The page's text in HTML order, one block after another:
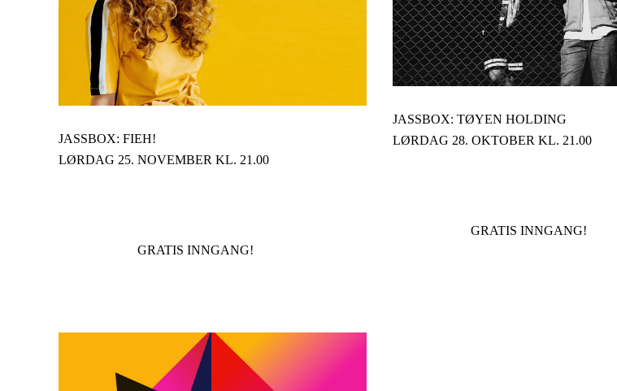
JASSBOX: FIEH!
LØRDAG 25. NOVEMBER KL. 21.00
GRATIS INNGANG!
JASSBOX: TØYEN HOLDING
LØRDAG 28. OKTOBER KL. 21.00
GRATIS INNGANG!